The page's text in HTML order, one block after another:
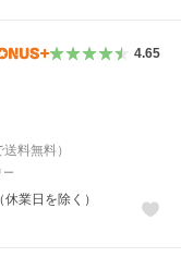
4.65
料無料）
ー
業日を除く）